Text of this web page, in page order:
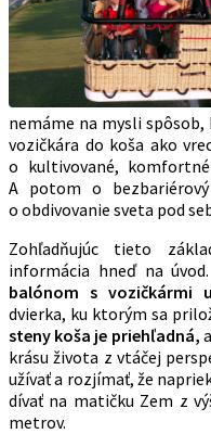
nemáme na mysli
vozičkára do koša ako
o kultivované,
A potom o
o obdivovanie sveta pod
Zohľadňujúc tieto
informácia hneď na úvod.
balónom s vozičkármi
dvierka, ku ktorým sa
steny koša je priehľadná,
krásu života z vtáčej
užívať a rozjímať, že
dívať na matičku Zem z
metrov.